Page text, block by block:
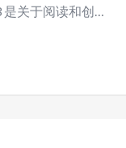
关于阅读和创…